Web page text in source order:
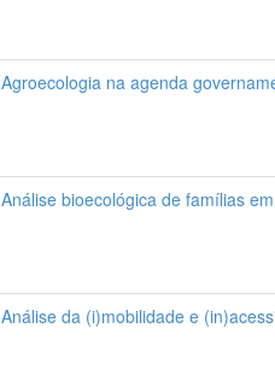
Agroecologia na agenda
Análise bioecológica de famílias
Análise da (i)mobilidade e